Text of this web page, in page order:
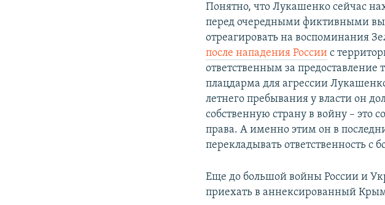
Понятно, что Лукашенко сейчас
перед очередными фиктивными
отреагировать на воспоминания
после нападения России с
ответственным за предоставление
плацдарма для агрессии
летнего пребывания у власти он
собственную страну в войну – это
права. А именно этим он в
перекладывать ответственность с
Еще до большой войны России и
приехать в аннексированный